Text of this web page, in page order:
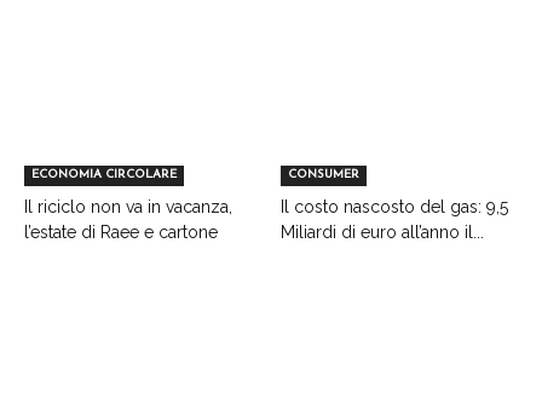
ECONOMIA CIRCOLARE
Il riciclo non va in vacanza,
l’estate di Raee e cartone
CONSUMER
Il costo nascosto del gas: 9,5
Miliardi di euro all’anno il...